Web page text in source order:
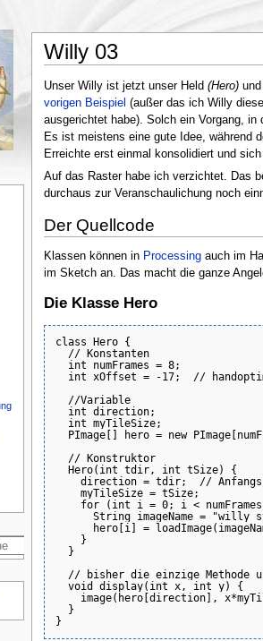
Willy 03
Unser Willy ist jetzt unser Held (Hero)und
vorigen Beispiel (außer das ich Willy
ausgerichtet habe). Solch ein Vorgang,
Es ist meistens eine gute Idee, während
Erreichte erst einmal konsolidiert und
Auf das Raster habe ich verzichtet. Das
durchaus zur Veranschaulichung noch
Der Quellcode
Klassen können in Processingauch im
im Sketch an. Das macht die ganze
Die Klasse Hero
class Hero {
  // Konstanten
  int numFrames = 8;
int xOffset = -17;  //
  //Variable
  int direction;
  int myTileSize;
PImage[] hero = new
  // Konstruktor
  Hero(int tdir, int tSize) {
direction = tdir;  //
    myTileSize = tSize;
for (int i = 0; i <
String imageName =
hero[i] =
    }
  }
// bisher die einzige Methode
  void display(int x, int y) {
image(hero[direction],
  }